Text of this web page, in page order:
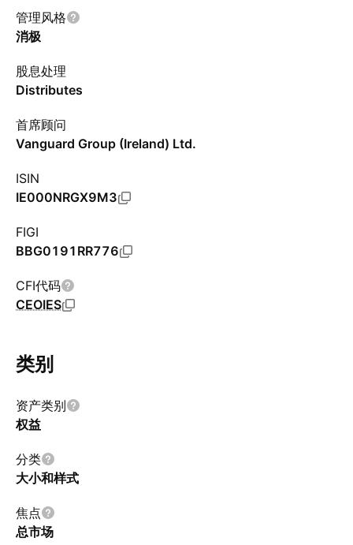
管理风格
消极
股息处理
Distributes
首席顾问
Vanguard Group (Ireland) Ltd.
ISIN
IE000NRGX9M3
FIGI
BBG0191RR776
CFI代码
CEOIES
类别
资产类别
权益
分类
大小和样式
焦点
总市场